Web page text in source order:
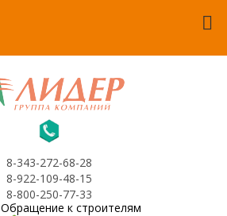
8-343-272-68-28
8-922-109-48-15
8-800-250-77-33
Обращение к строителям